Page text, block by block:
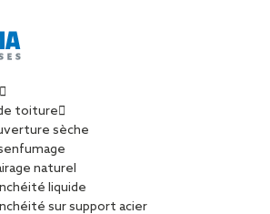
toiture
sèche
naturel
liquide
sur support acier
THOMAS
min